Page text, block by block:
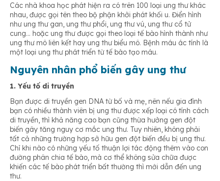
Các nhà khoa học phát hiện ra có trên 100 loại ung thư khác
nhau, được gọi tên theo bộ phận khởi phát khối u. Điển hình
như ung thư gan, ung thư phổi, ung thư vú, ung thư cổ tử
cung… hoặc ung thư được gọi theo loại tế bào hình thành như
ung thư mô liên kết hay ung thư biểu mô. Bệnh máu ác tính là
một loại ung thư phát triển từ tế bào tạo máu.
Nguyên nhân phổ biến gây ung thư
1. Yếu tố di truyền
Bạn được di truyền gen DNA từ bố và mẹ, nên nếu gia đình
bạn có nhiều thành viên bị ung thư được xếp loại có tính cách
di truyền, thì khả năng cao bạn cũng thừa hưởng gen đột
biến gây tăng nguy cơ mắc ung thư. Tuy nhiên, không phải
tất cả những trường hợp sở hữu gen đột biến đều bị ung thư.
Chỉ khi nào có những yếu tố thuận lợi tác động thêm vào con
đường phân chia tế bào, mà cơ thể không sửa chữa được
khiến các tế bào phát triển bất thường thì mới dẫn đến ung
thư.